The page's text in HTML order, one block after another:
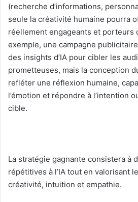
(recherche d’informations,
seule la créativité humaine pourra
réellement engageants et porteurs
exemple, une campagne
des insights d’IA pour cibler les
prometteuses, mais la conception
refléter une réflexion humaine,
l’émotion et répondre à l’intention
cible.
La stratégie gagnante consistera à
répétitives à l’IA tout en valorisant
créativité, intuition et empathie.